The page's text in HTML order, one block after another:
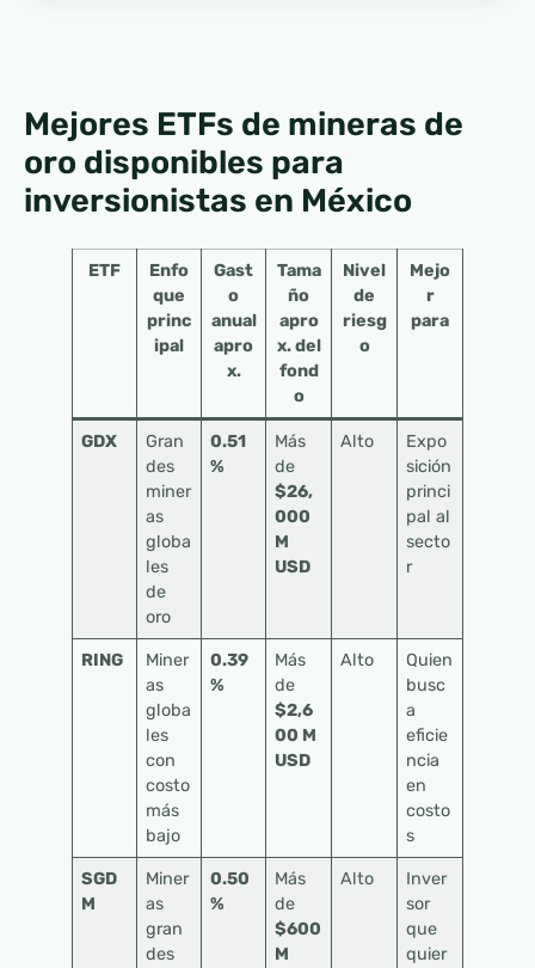
Mejores ETFs de mineras de
oro disponibles para
inversionistas en México
ETF
Enfo
que
princ
ipal
Gast
o
anual
apro
x.
Tama
ño
apro
x. del
fond
o
Nivel
de
riesg
o
Mejo
r
para
GDX
Gran
des
miner
as
globa
les
de
oro
0.51
%
Más
de
$26,
000
M
USD
Alto
Expo
sición
princi
pal al
secto
r
RING
Miner
as
globa
les
con
costo
más
bajo
0.39
%
Más
de
$2,6
00 M
USD
Alto
Quien
busc
a
eficie
ncia
en
costo
s
SGD
M
Miner
as
gran
des
0.50
%
Más
de
$600
M
Alto
Inver
sor
que
quier